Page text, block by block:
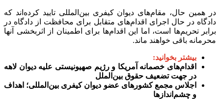
در همین حال، مقام‌های دیوان کیفری بین‌المللی تایید کرده‌اند که
دادگاه در حال اجرای اقدام‌های متقابل برای محافظت از دادگاه در
برابر تحریم‌ها است، اما این اقدام‌ها برای اطمینان از اثربخشی آنها
محرمانه باقی خواهند ماند.
بیشتر بخوانید:
اقدام‌های خصمانه آمریکا و رژیم صهیونیستی علیه دیوان لاهه
در جهت تضعیف حقوق بین‌الملل
اجلاس مجمع کشور‌های عضو دیوان کیفری بین‌المللی؛ اهداف
و چشم‌انداز‌ها